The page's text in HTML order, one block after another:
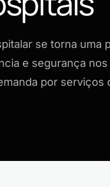
se torna uma
e segurança nos
por serviços